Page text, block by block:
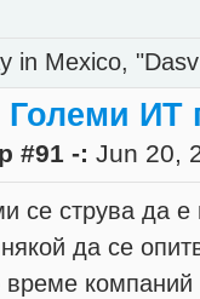
in Mexico,
Големи ИТ
#91 -: Jun 20,
се струва да е
да се
време